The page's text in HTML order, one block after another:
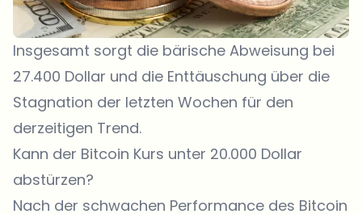
Insgesamt sorgt die bärische Abweisung bei
27.400 Dollar und die Enttäuschung über die
Stagnation der letzten Wochen für den
derzeitigen Trend.
Kann der Bitcoin Kurs unter 20.000 Dollar
abstürzen?
Nach der schwachen Performance des Bitcoin